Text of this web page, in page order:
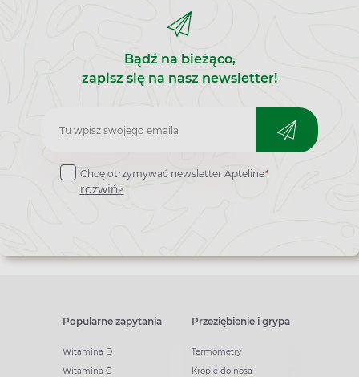
Bądź na bieżąco,
zapisz się na nasz newsletter!
Zapisz
do
newslettera
Chcę otrzymywać newsletter Apteline*
rozwiń>
Popularne zapytania
Witamina D
Witamina C
Przeziębienie i grypa
Termometry
Krople do nosa